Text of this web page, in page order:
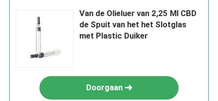
Van de Olieluer van 2,25 Ml CBD
de Spuit van het het Slotglas
met Plastic Duiker
Doorgaan